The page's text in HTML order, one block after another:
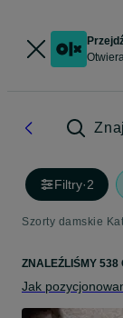
Filtry·2
Szorty damskie
ZNALEŹLIŚMY 538
Jak